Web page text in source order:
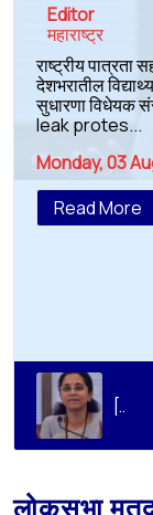
Editor
महाराष्ट्र
राष्ट्रीय पात्रता
देशभरातील
सुधारणा विधेयक
leak protes...
Monday, 03
Read More
[eduvarta]UPSC पेपर कधी फुटत नाही, मग NEET का? सुप्रिया सुळेंची शैक्षणिक पारदर्शकतेची मागणी